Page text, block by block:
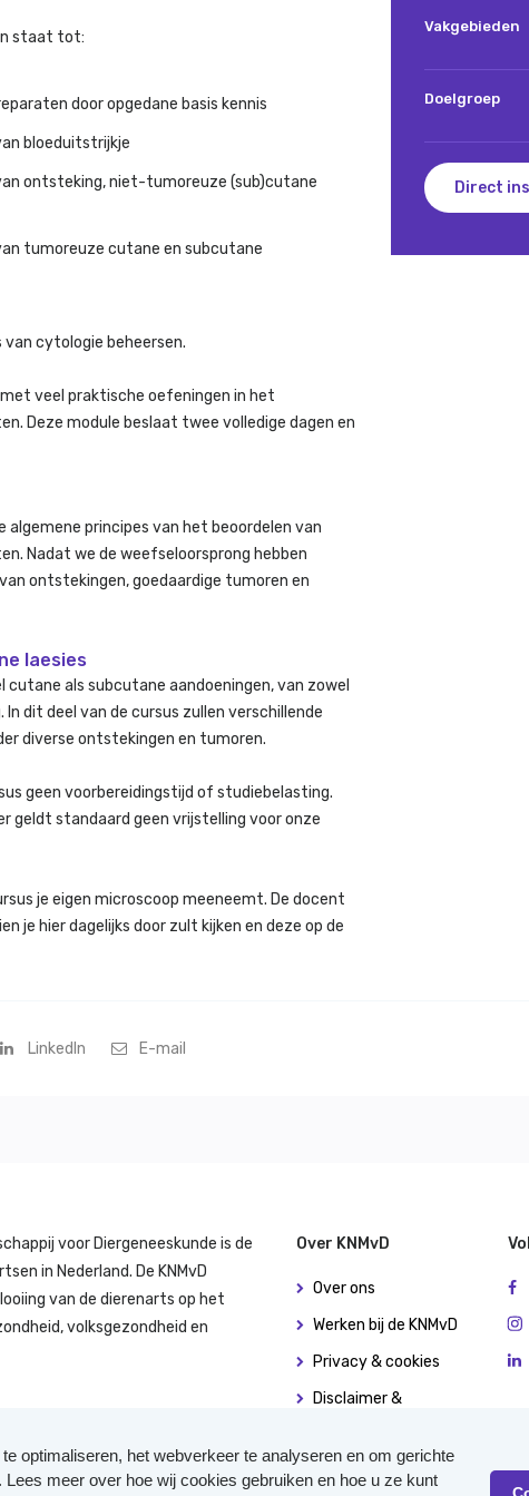
in staat tot:
door opgedane basis kennis
bloeduitstrijkje
ontsteking, niet-tumoreuze (sub)cutane
tumoreuze cutane en subcutane
van cytologie beheersen.
veel praktische oefeningen in het
Deze module beslaat twee volledige dagen en
algemene principes van het beoordelen van
Nadat we de weefseloorsprong hebben
ontstekingen, goedaardige tumoren en
laesies
cutane als subcutane aandoeningen, van zowel
dit deel van de cursus zullen verschillende
diverse ontstekingen en tumoren.
geen voorbereidingstijd of studiebelasting.
geldt standaard geen vrijstelling voor onze
je eigen microscoop meeneemt. De docent
je hier dagelijks door zult kijken en deze op de
Vakgebieden
Doelgroep
Direct
LinkedIn E-mail
voor Diergeneeskunde is de
in Nederland. De KNMvD
van de dierenarts op het
volksgezondheid en
Over KNMvD
Over ons
Werken bij de KNMvD
Privacy & cookies
Disclaimer &
Algemene
(leverings)voorwaarden
optimaliseren, het webverkeer te analyseren en om gerichte
meer over hoe wij cookies gebruiken en hoe u ze kunt